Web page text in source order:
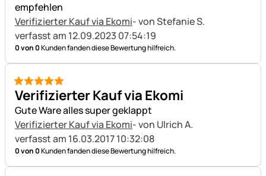
empfehlen
Verifizierter Kauf via Ekomi- von Stefanie S.
verfasst am 12.09.2023 07:54:19
0 von 0Kunden fanden diese Bewertung hilfreich.
5 von 5
Verifizierter Kauf via Ekomi
Gute Ware alles super geklappt
Verifizierter Kauf via Ekomi- von Ulrich A.
verfasst am 16.03.2017 10:32:08
0 von 0Kunden fanden diese Bewertung hilfreich.